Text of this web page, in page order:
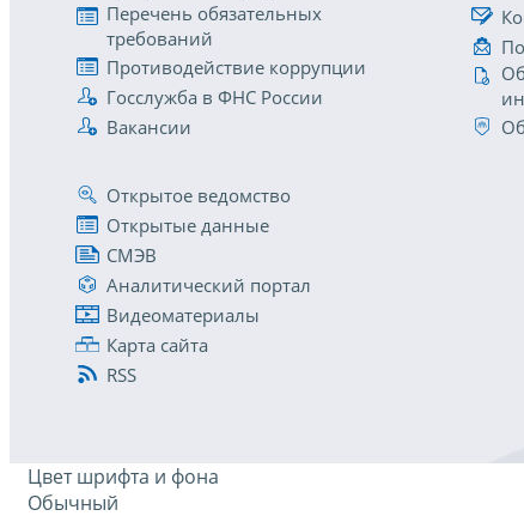
Перечень обязательных
требований
Противодействие коррупции
Госслужба в ФНС России
Вакансии
Открытое ведомство
Открытые данные
СМЭВ
Аналитический портал
Видеоматериалы
Карта сайта
RSS
Цвет шрифта и фона
Обычный